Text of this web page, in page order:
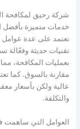
شركة رحيق لمكافحة
خدمات متميزة بأفضل
تعتمد على عدة عوامل
تقنيات حديثة وفعّالة
بعمليات المكافحة،
مقارنة بالسوق. كما
عالية ولكن بأسعار
والتكلفة.
العوامل التي